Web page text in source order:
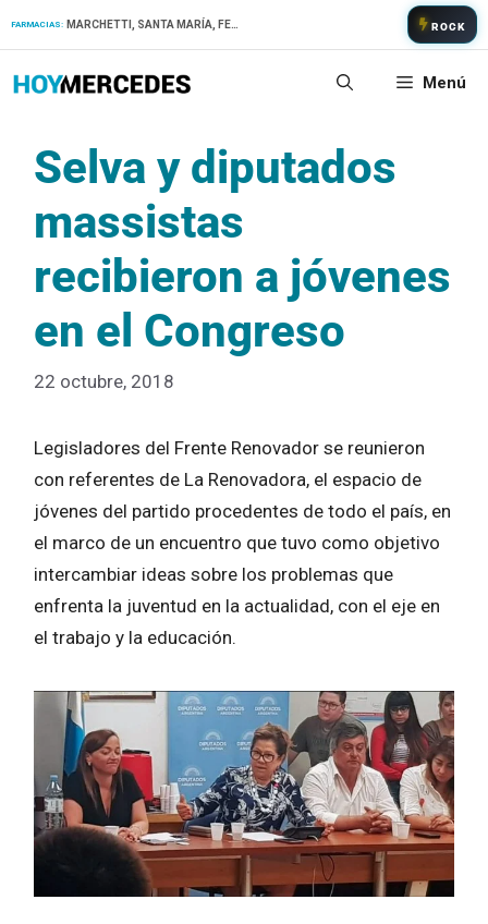
FARMACIAS: ROCK
Menú
Selva y diputados
massistas
recibieron a jóvenes
en el Congreso
22 octubre, 2018
Legisladores del Frente Renovador se reunieron
con referentes de La Renovadora, el espacio de
jóvenes del partido procedentes de todo el país, en
el marco de un encuentro que tuvo como objetivo
intercambiar ideas sobre los problemas que
enfrenta la juventud en la actualidad, con el eje en
el trabajo y la educación.